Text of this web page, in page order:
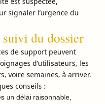
signaler l’urgence du
du dossier
de support peuvent
d’utilisateurs, les
voire semaines, à arriver.
conseils :
un délai raisonnable,